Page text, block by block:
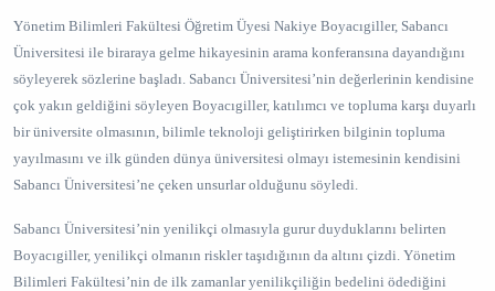
Yönetim Bilimleri Fakültesi Öğretim Üyesi Nakiye Boyacıgiller, Sabancı
Üniversitesi ile biraraya gelme hikayesinin arama konferansına dayandığını
söyleyerek sözlerine başladı. Sabancı Üniversitesi’nin değerlerinin kendisine
çok yakın geldiğini söyleyen Boyacıgiller, katılımcı ve topluma karşı duyarlı
bir üniversite olmasının, bilimle teknoloji geliştirirken bilginin topluma
yayılmasını ve ilk günden dünya üniversitesi olmayı istemesinin kendisini
Sabancı Üniversitesi’ne çeken unsurlar olduğunu söyledi.
Sabancı Üniversitesi’nin yenilikçi olmasıyla gurur duyduklarını belirten
Boyacıgiller, yenilikçi olmanın riskler taşıdığının da altını çizdi. Yönetim
Bilimleri Fakültesi’nin de ilk zamanlar yenilikçiliğin bedelini ödediğini